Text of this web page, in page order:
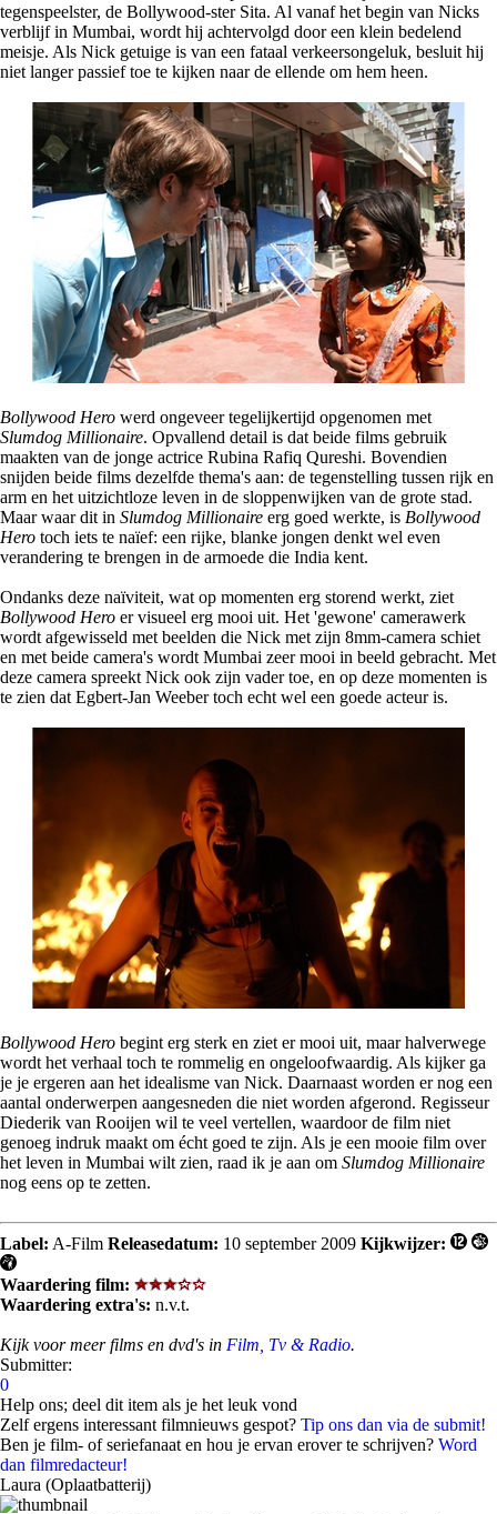
tegenspeelster, de Bollywood-ster Sita. Al vanaf het begin van Nicks
verblijf in Mumbai, wordt hij achtervolgd door een klein bedelend
meisje. Als Nick getuige is van een fataal verkeersongeluk, besluit hij
niet langer passief toe te kijken naar de ellende om hem heen.
Bollywood Hero werd ongeveer tegelijkertijd opgenomen met
Slumdog Millionaire. Opvallend detail is dat beide films gebruik
maakten van de jonge actrice Rubina Rafiq Qureshi. Bovendien
snijden beide films dezelfde thema's aan: de tegenstelling tussen rijk en
arm en het uitzichtloze leven in de sloppenwijken van de grote stad.
Maar waar dit in Slumdog Millionaire erg goed werkte, is Bollywood
Hero toch iets te naïef: een rijke, blanke jongen denkt wel even
verandering te brengen in de armoede die India kent.
Ondanks deze naïviteit, wat op momenten erg storend werkt, ziet
Bollywood Hero er visueel erg mooi uit. Het 'gewone' camerawerk
wordt afgewisseld met beelden die Nick met zijn 8mm-camera schiet
en met beide camera's wordt Mumbai zeer mooi in beeld gebracht. Met
deze camera spreekt Nick ook zijn vader toe, en op deze momenten is
te zien dat Egbert-Jan Weeber toch echt wel een goede acteur is.
Bollywood Hero begint erg sterk en ziet er mooi uit, maar halverwege
wordt het verhaal toch te rommelig en ongeloofwaardig. Als kijker ga
je je ergeren aan het idealisme van Nick. Daarnaast worden er nog een
aantal onderwerpen aangesneden die niet worden afgerond. Regisseur
Diederik van Rooijen wil te veel vertellen, waardoor de film niet
genoeg indruk maakt om écht goed te zijn. Als je een mooie film over
het leven in Mumbai wilt zien, raad ik je aan om Slumdog Millionaire
nog eens op te zetten.
Label: A-Film Releasedatum: 10 september 2009 Kijkwijzer:
Waardering film:
Waardering extra's: n.v.t.
Kijk voor meer films en dvd's in Film, Tv & Radio.
Submitter:
0
Help ons; deel dit item als je het leuk vond
Zelf ergens interessant filmnieuws gespot? Tip ons dan via de submit!
Ben je film- of seriefanaat en hou je ervan erover te schrijven? Word
dan filmredacteur!
Laura (Oplaatbatterij)